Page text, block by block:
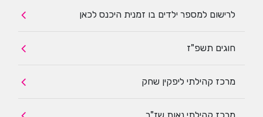
לרישום למספר ילדים בו זמנית היכנס לכאן
חוגים תשפ"ז
מרכז קהילתי ליפקין שחק